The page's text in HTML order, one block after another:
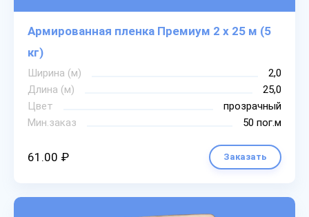
Армированная пленка Премиум 2 х 25 м (5
кг)
Ширина (м)
2,0
Длина (м)
25,0
Цвет
прозрачный
Мин.заказ
50 пог.м
61.00 ₽ Заказать